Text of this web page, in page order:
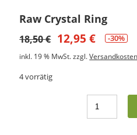
Raw Crystal Ring
18,50€ 12,95€ -30%
inkl. 19 % MwSt. zzgl.Versandkosten
4 vorrätig